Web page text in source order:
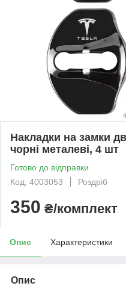
Накладки на замки
чорні металеві, 4 шт
Готово до відправки
Код: 4003053
Роздріб
350 ₴/комплект
Опис Характеристики
Опис